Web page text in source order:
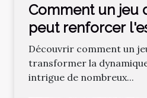
Comment un jeu
peut renforcer
?
Découvrir comment un
transformer la
intrigue de nombreux...